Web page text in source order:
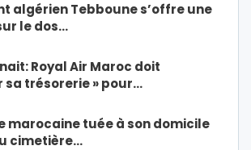
algérien Tebboune s’offre une
le dos…
Royal Air Maroc doit
sa trésorerie » pour…
marocaine tuée à son domicile
cimetière…